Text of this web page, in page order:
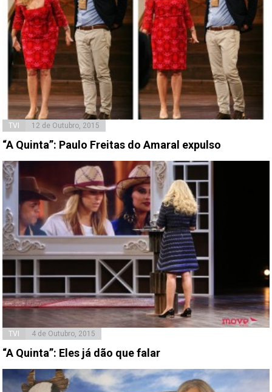
TVI 12 de Outubro, 2015
“A Quinta”: Paulo Freitas do Amaral expulso
TVI 4 de Outubro, 2015
“A Quinta”: Eles já dão que falar